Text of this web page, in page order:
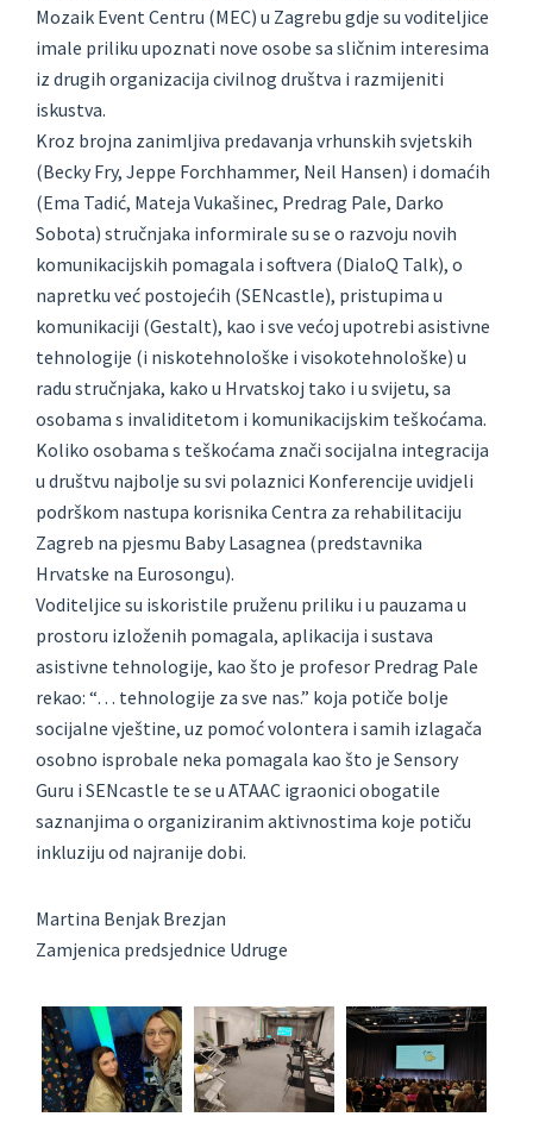
Mozaik Event Centru (MEC) u Zagrebu gdje su voditeljice
imale priliku upoznati nove osobe sa sličnim interesima
iz drugih organizacija civilnog društva i razmijeniti
iskustva.
Kroz brojna zanimljiva predavanja vrhunskih svjetskih
(Becky Fry, Jeppe Forchhammer, Neil Hansen) i domaćih
(Ema Tadić, Mateja Vukašinec, Predrag Pale, Darko
Sobota) stručnjaka informirale su se o razvoju novih
komunikacijskih pomagala i softvera (DialoQ Talk), o
napretku već postojećih (SENcastle), pristupima u
komunikaciji (Gestalt), kao i sve većoj upotrebi asistivne
tehnologije (i niskotehnološke i visokotehnološke) u
radu stručnjaka, kako u Hrvatskoj tako i u svijetu, sa
osobama s invaliditetom i komunikacijskim teškoćama.
Koliko osobama s teškoćama znači socijalna integracija
u društvu najbolje su svi polaznici Konferencije uvidjeli
podrškom nastupa korisnika Centra za rehabilitaciju
Zagreb na pjesmu Baby Lasagnea (predstavnika
Hrvatske na Eurosongu).
Voditeljice su iskoristile pruženu priliku i u pauzama u
prostoru izloženih pomagala, aplikacija i sustava
asistivne tehnologije, kao što je profesor Predrag Pale
rekao: “… tehnologije za sve nas.” koja potiče bolje
socijalne vještine, uz pomoć volontera i samih izlagača
osobno isprobale neka pomagala kao što je Sensory
Guru i SENcastle te se u ATAAC igraonici obogatile
saznanjima o organiziranim aktivnostima koje potiču
inkluziju od najranije dobi.
Martina Benjak Brezjan
Zamjenica predsjednice Udruge